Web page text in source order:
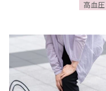
高血圧